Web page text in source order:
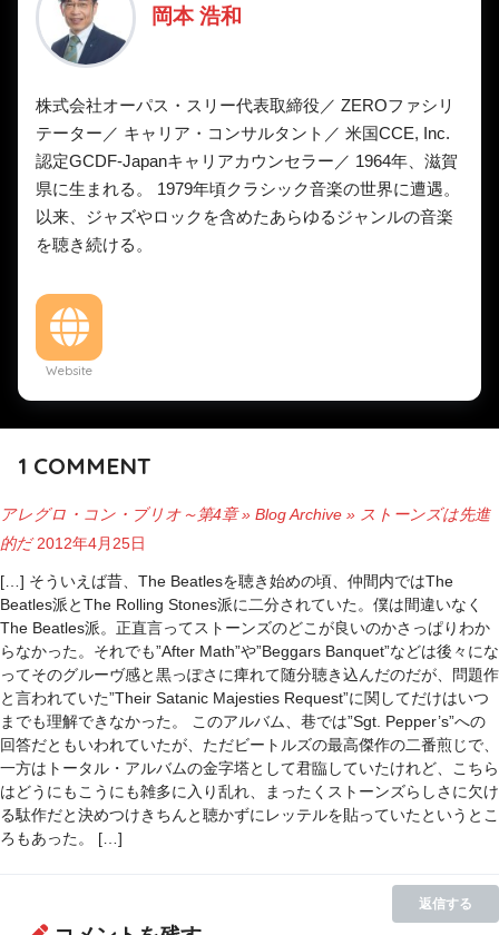
岡本 浩和
株式会社オーパス・スリー代表取締役／ ZEROファシリ
テーター／ キャリア・コンサルタント／ 米国CCE, Inc.
認定GCDF-Japanキャリアカウンセラー／ 1964年、滋賀
県に生まれる。 1979年頃クラシック音楽の世界に遭遇。
以来、ジャズやロックを含めたあらゆるジャンルの音楽
を聴き続ける。
Website
1 COMMENT
アレグロ・コン・ブリオ～第4章 » Blog Archive » ストーンズは先進
的だ 2012年4月25日
[…] そういえば昔、The Beatlesを聴き始めの頃、仲間内ではThe
Beatles派とThe Rolling Stones派に二分されていた。僕は間違いなく
The Beatles派。正直言ってストーンズのどこが良いのかさっぱりわか
らなかった。それでも”After Math”や”Beggars Banquet”などは後々にな
ってそのグルーヴ感と黒っぽさに痺れて随分聴き込んだのだが、問題作
と言われていた”Their Satanic Majesties Request”に関してだけはいつ
までも理解できなかった。 このアルバム、巷では”Sgt. Pepper’s”への
回答だともいわれていたが、ただビートルズの最高傑作の二番煎じで、
一方はトータル・アルバムの金字塔として君臨していたけれど、こちら
はどうにもこうにも雑多に入り乱れ、まったくストーンズらしさに欠け
る駄作だと決めつけきちんと聴かずにレッテルを貼っていたというとこ
ろもあった。 […]
返信する